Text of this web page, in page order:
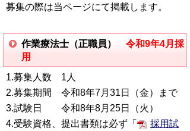
募集の際は当ページにて掲載します。
作業療法士（正職員） 令和9年4月採
用
1.募集人数 1人
2.募集期間 令和8年7月31日（金）まで
3.試験日 令和8年8月25日（火）
4.受験資格、提出書類は必ず「
採用試